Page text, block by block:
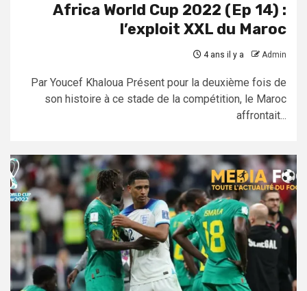
Africa World Cup 2022 (Ep 14) :
l’exploit XXL du Maroc
4 ans il y a Admin
Par Youcef Khaloua Présent pour la deuxième fois de
son histoire à ce stade de la compétition, le Maroc
affrontait...